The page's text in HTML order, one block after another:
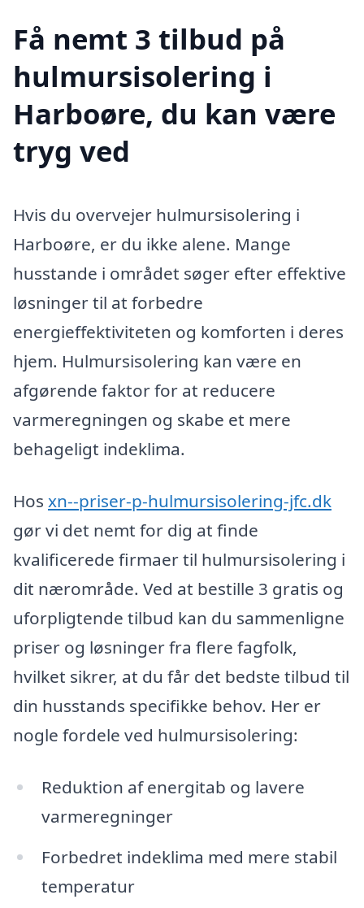
Få nemt 3 tilbud på
hulmursisolering i
Harboøre, du kan være
tryg ved
Hvis du overvejer hulmursisolering i
Harboøre, er du ikke alene. Mange
husstande i området søger efter effektive
løsninger til at forbedre
energieffektiviteten og komforten i deres
hjem. Hulmursisolering kan være en
afgørende faktor for at reducere
varmeregningen og skabe et mere
behageligt indeklima.
Hos xn--priser-p-hulmursisolering-jfc.dk
gør vi det nemt for dig at finde
kvalificerede firmaer til hulmursisolering i
dit nærområde. Ved at bestille 3 gratis og
uforpligtende tilbud kan du sammenligne
priser og løsninger fra flere fagfolk,
hvilket sikrer, at du får det bedste tilbud til
din husstands specifikke behov. Her er
nogle fordele ved hulmursisolering:
Reduktion af energitab og lavere
varmeregninger
Forbedret indeklima med mere stabil
temperatur